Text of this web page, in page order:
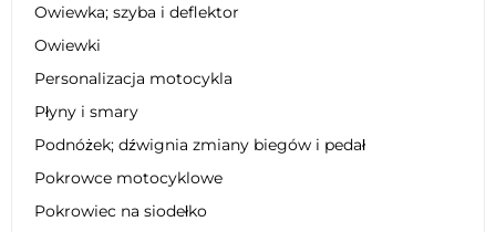
Owiewka; szyba i deflektor
Owiewki
Personalizacja motocykla
Płyny i smary
Podnóżek; dźwignia zmiany biegów i pedał
Pokrowce motocyklowe
Pokrowiec na siodełko